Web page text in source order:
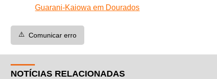
Guarani-Kaiowa em Dourados
⚠️ Comunicar erro
NOTÍCIAS RELACIONADAS